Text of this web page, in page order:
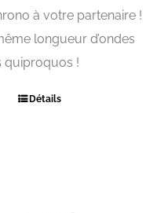
à votre partenaire !
longueur d’ondes
quiproquos !
Détails